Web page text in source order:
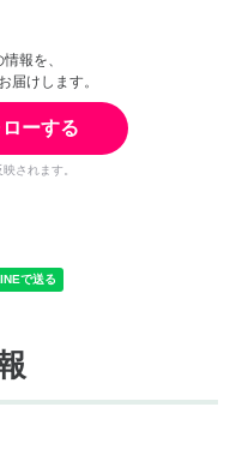
報を、
届けします。
ーする
されます。